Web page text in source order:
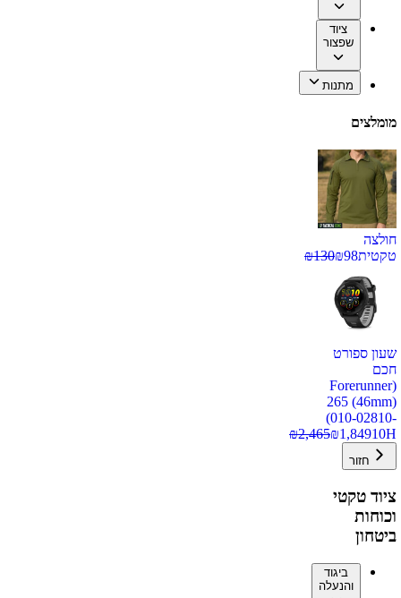
ציוד
שפצור
מתנות
מומלצים
חולצה
טקטית
₪98
₪130
שעון ספורט
חכם
(Forerunner
265 (46mm)
(010-02810-
10H
₪1,849
₪2,465
חזור
ציוד טקטי
וכוחות
ביטחון
ביגוד
והנעלה